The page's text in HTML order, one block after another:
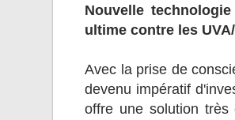
Nouvelle
ultime contre les
Avec la prise de
devenu impératif
offre une solution très